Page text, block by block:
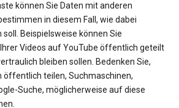
können Sie Daten mit anderen
in diesem Fall, wie dabei
Beispielsweise können Sie
Videos auf YouTube öffentlich geteilt
bleiben sollen. Bedenken Sie,
öffentlich teilen, Suchmaschinen,
Suche, möglicherweise auf diese